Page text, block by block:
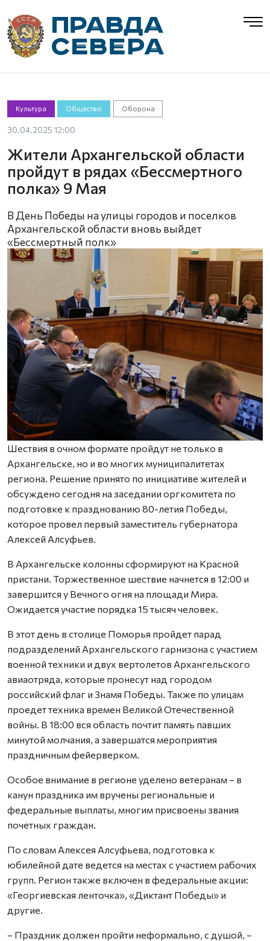
Культура Общество Оборона
30.04.2025 12:00
Жители Архангельской области
пройдут в рядах «Бессмертного
полка» 9 Мая
В День Победы на улицы городов и поселков
Архангельской области вновь выйдет
«Бессмертный полк»
Шествия в очном формате пройдут не только в
Архангельске, но и во многих муниципалитетах
региона. Решение принято по инициативе жителей и
обсуждено сегодня на заседании оргкомитета по
подготовке к празднованию 80-летия Победы,
которое провел первый заместитель губернатора
Алексей Алсуфьев.
В Архангельске колонны сформируют на Красной
пристани. Торжественное шествие начнется в 12:00 и
завершится у Вечного огня на площади Мира.
Ожидается участие порядка 15 тысяч человек.
В этот день в столице Поморья пройдет парад
подразделений Архангельского гарнизона с участием
военной техники и двух вертолетов Архангельского
авиаотряда, которые пронесут над городом
российский флаг и Знамя Победы. Также по улицам
проедет техника времен Великой Отечественной
войны. В 18:00 вся область почтит память павших
минутой молчания, а завершатся мероприятия
праздничным фейерверком.
Особое внимание в регионе уделено ветеранам – в
канун праздника им вручены региональные и
федеральные выплаты, многим присвоены звания
почетных граждан.
По словам Алексея Алсуфьева, подготовка к
юбилейной дате ведется на местах с участием рабочих
групп. Регион также включен в федеральные акции:
«Георгиевская ленточка», «Диктант Победы» и
другие.
– Праздник должен пройти неформально, с душой, –